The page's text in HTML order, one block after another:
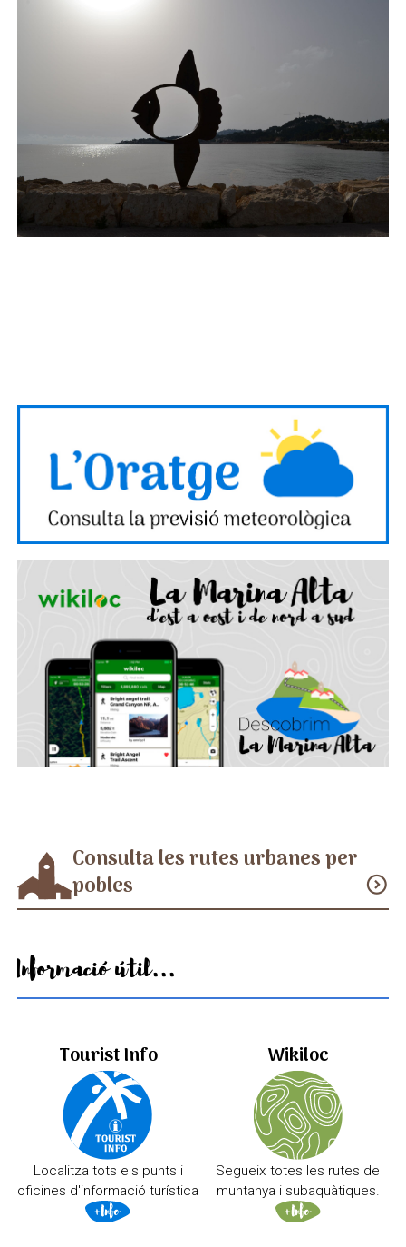
Consulta les rutes urbanes per
pobles
expand_circle_down
Informació útil...
Tourist Info
Localitza tots els punts i
oficines d'informació turística
Wikiloc
Segueix totes les rutes de
muntanya i subaquàtiques.